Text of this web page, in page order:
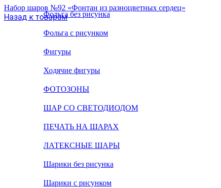
Фольга без рисунка
Фольга с рисунком
Фигуры
Ходячие фигуры
ФОТОЗОНЫ
ШАР СО СВЕТОДИОДОМ
ПЕЧАТЬ НА ШАРАХ
ЛАТЕКСНЫЕ ШАРЫ
Шарики без рисунка
Шарики с рисунком
Набор шаров №92 «Фонтан из разноцветных сердец»
Назад к товарам